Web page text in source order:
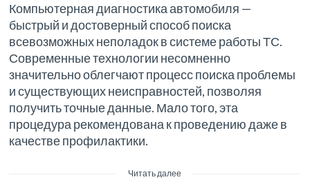
Компьютерная диагностика автомобиля —
быстрый и достоверный способ поиска
всевозможных неполадок в системе работы ТС.
Современные технологии несомненно
значительно облегчают процесс поиска проблемы
и существующих неисправностей, позволяя
получить точные данные. Мало того, эта
процедура рекомендована к проведению даже в
качестве профилактики.
Читать далее